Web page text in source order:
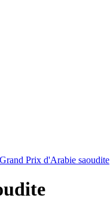
Grand Prix d'Arabie saoudite